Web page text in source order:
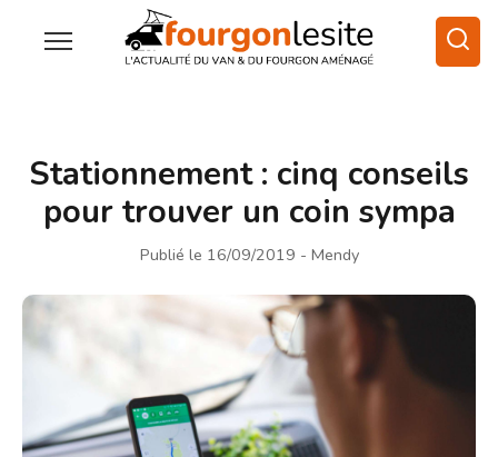
Stationnement : cinq conseils
pour trouver un coin sympa
Publié le 16/09/2019 - Mendy